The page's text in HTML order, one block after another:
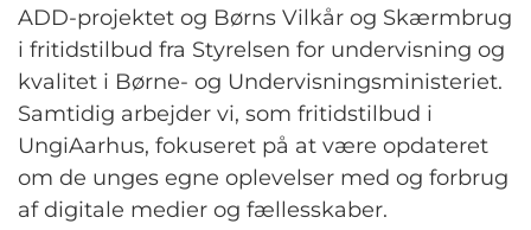
ADD-projektet og Børns Vilkår og Skærmbrug
i fritidstilbud fra Styrelsen for undervisning og
kvalitet i Børne- og Undervisningsministeriet.
Samtidig arbejder vi, som fritidstilbud i
UngiAarhus, fokuseret på at være opdateret
om de unges egne oplevelser med og forbrug
af digitale medier og fællesskaber.